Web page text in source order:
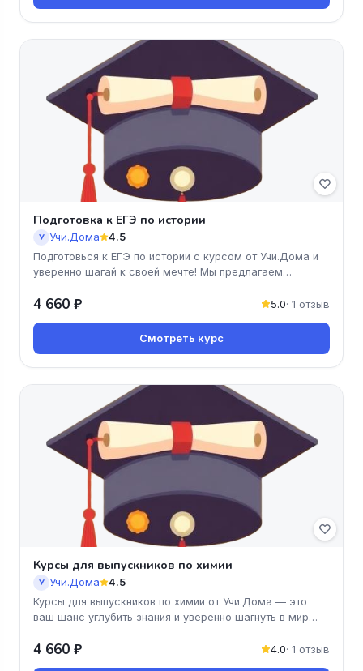
Подготовка к ЕГЭ по истории
У Учи.Дома 4.5
Подготовься к ЕГЭ по истории с курсом от Учи.Дома и
уверенно шагай к своей мечте! Мы предлагаем
4 660 ₽ 5.0· 1 отзыв
Смотреть курс
Курсы для выпускников по химии
У Учи.Дома 4.5
Курсы для выпускников по химии от Учи.Дома — это
ваш шанс углубить знания и уверенно шагнуть в мир
4 660 ₽ 4.0· 1 отзыв